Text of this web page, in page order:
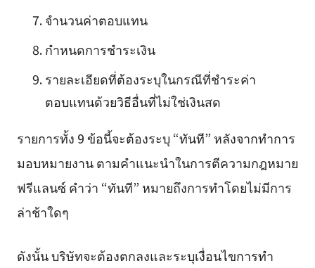
จำนวนค่าตอบแทน
กำหนดการชำระเงิน
รายละเอียดที่ต้องระบุในกรณีที่ชำระค่า
ตอบแทนด้วยวิธีอื่นที่ไม่ใช่เงินสด
รายการทั้ง 9 ข้อนี้จะต้องระบุ “ทันที” หลังจากทำการ
มอบหมายงาน ตามคำแนะนำในการตีความกฎหมาย
ฟรีแลนซ์ คำว่า “ทันที” หมายถึงการทำโดยไม่มีการ
ล่าช้าใดๆ
ดังนั้น บริษัทจะต้องตกลงและระบุเงื่อนไขการทำ